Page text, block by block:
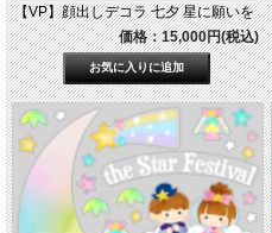
【VP】顔出しデコラ 七夕 星に願いを
価格：15,000円(税込)